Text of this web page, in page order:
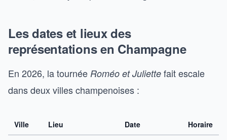
Les dates et lieux des
représentations en Champagne
En 2026, la tournée Roméo et Juliette fait escale
dans deux villes champenoises :
Ville Lieu Date Horaire